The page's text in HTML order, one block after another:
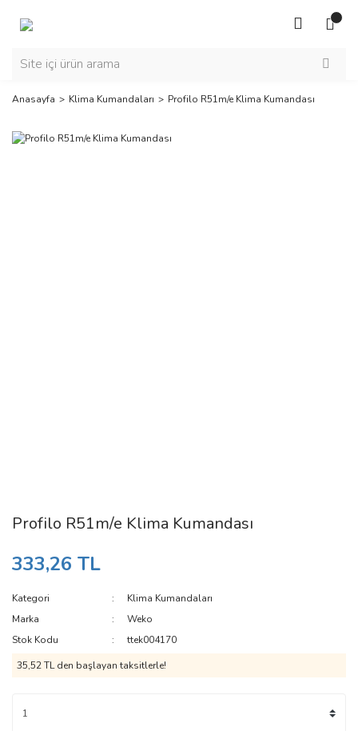
Anasayfa Klima Kumandaları Profilo R51m/e Klima Kumandası
Profilo R51m/e Klima Kumandası
333,26 TL
Kategori
Klima Kumandaları
Marka
Weko
Stok Kodu
ttek004170
35,52 TL den başlayan taksitlerle!